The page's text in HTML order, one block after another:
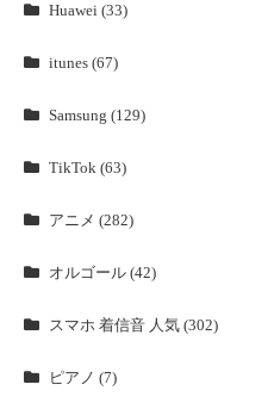
Huawei (33)
itunes (67)
Samsung (129)
TikTok (63)
アニメ (282)
オルゴール (42)
スマホ 着信音 人気 (302)
ピアノ (7)